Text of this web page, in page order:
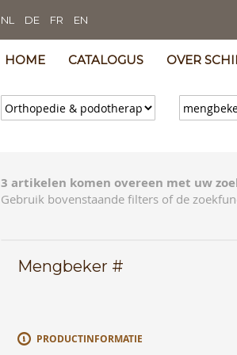
NL DE FR EN
HOME CATALOGUS OVER
3 artikelen komen overeen met uw
Gebruik bovenstaande filters of de
Mengbeker #
PRODUCTINFORMATIE